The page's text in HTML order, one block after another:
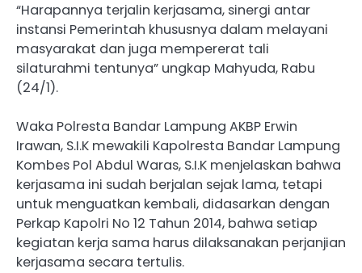
“Harapannya terjalin kerjasama, sinergi antar
instansi Pemerintah khususnya dalam melayani
masyarakat dan juga mempererat tali
silaturahmi tentunya” ungkap Mahyuda, Rabu
(24/1).
Waka Polresta Bandar Lampung AKBP Erwin
Irawan, S.I.K mewakili Kapolresta Bandar Lampung
Kombes Pol Abdul Waras, S.I.K menjelaskan bahwa
kerjasama ini sudah berjalan sejak lama, tetapi
untuk menguatkan kembali, didasarkan dengan
Perkap Kapolri No 12 Tahun 2014, bahwa setiap
kegiatan kerja sama harus dilaksanakan perjanjian
kerjasama secara tertulis.